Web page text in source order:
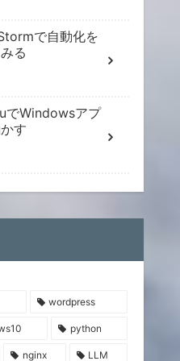
で自動化を
る
でWindowsアプ
す
wordpress
python
nginx LLM